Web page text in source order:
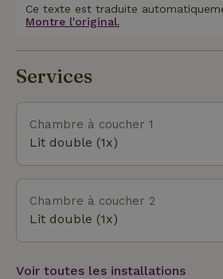
villes historiques fantastiques
Assise, Gubio, Spello, Bevagna,
Todi valent la peine d'être
nombreux restaurants raffinés et
caves à vin.
Ce texte est traduite
Montre l'original.
Services
Chambre à coucher 1
Lit double (1x)
Chambre à coucher 2
Lit double (1x)
Voir toutes les installations